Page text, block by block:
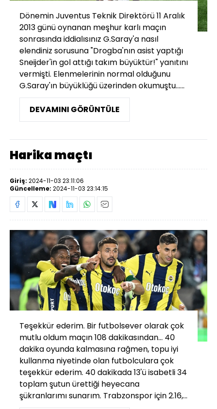
Dönemin Juventus Teknik Direktörü 11 Aralık
2013 günü oynanan meşhur karlı maçın
sonrasında iddialısınız G.Saray'a nasıl
elendiniz sorusuna "Drogba'nın asist yaptığı
Sneijder'in gol attığı takım büyüktür!" yanıtını
vermişti. Elenmelerinin normal olduğunu
G.Saray'ın büyüklüğü üzerinden okumuştu......
DEVAMINI GÖRÜNTÜLE
Harika maçtı
Giriş: 2024-11-03 23:11:06
Güncelleme: 2024-11-03 23:14:15
Teşekkür ederim. Bir futbolsever olarak çok
mutlu oldum maçın 108 dakikasından... 40
dakika oyunda kalmasına rağmen, topu iyi
kullanma niyetinde olan futbolculara çok
teşekkür ederim. 40 dakikada 13'ü isabetli 34
toplam şutun ürettiği heyecana
şükranlarımı sunarım. Trabzonspor için 2.16,...